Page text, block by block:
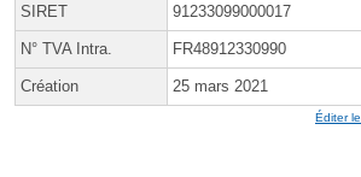
SIRET 91233099000017
N° TVA Intra. FR48912330990
Création 25 mars 2021
Éditer